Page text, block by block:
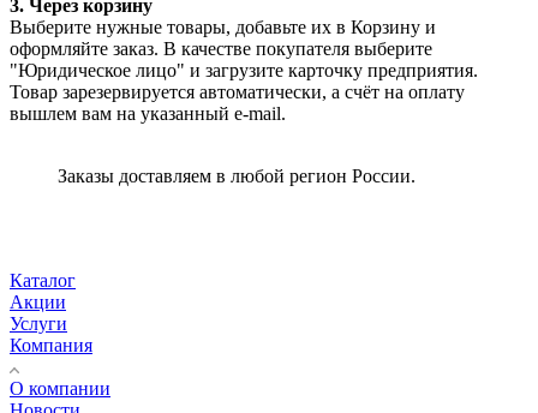
3. Через корзину
Выберите нужные товары, добавьте их в Корзину и
оформляйте заказ. В качестве покупателя выберите
"Юридическое лицо" и загрузите карточку предприятия.
Товар зарезервируется автоматически, а счёт на оплату
вышлем вам на указанный e-mail.
Заказы доставляем в любой регион России.
Каталог
Акции
Услуги
Компания
О компании